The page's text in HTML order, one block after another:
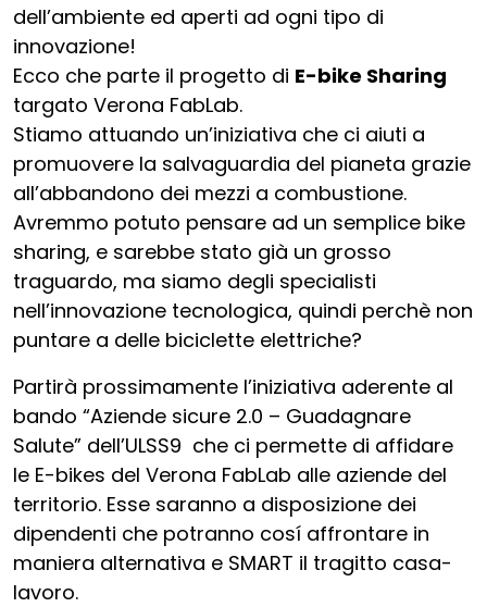
dell’ambiente ed aperti ad ogni tipo di
innovazione!
Ecco che parte il progetto di E-bike Sharing
targato Verona FabLab.
Stiamo attuando un’iniziativa che ci aiuti a
promuovere la salvaguardia del pianeta grazie
all’abbandono dei mezzi a combustione.
Avremmo potuto pensare ad un semplice bike
sharing, e sarebbe stato già un grosso
traguardo, ma siamo degli specialisti
nell’innovazione tecnologica, quindi perchè non
puntare a delle biciclette elettriche?
Partirà prossimamente l’iniziativa aderente al
bando “Aziende sicure 2.0 – Guadagnare
Salute” dell’ULSS9 che ci permette di affidare
le E-bikes del Verona FabLab alle aziende del
territorio. Esse saranno a disposizione dei
dipendenti che potranno cosí affrontare in
maniera alternativa e SMART il tragitto casa-
lavoro.